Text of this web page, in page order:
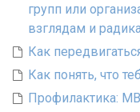
групп или
взглядам и
Как
Как понять, что
Профилактика: